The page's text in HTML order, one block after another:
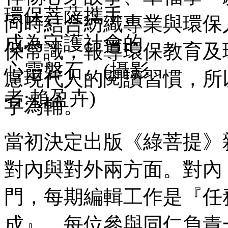
同時結合紡織專業與環
保常識，報導環保教育
慮現代人的閱讀習慣，
字為輔。
當初決定出版 《綠菩提》
對內與對外兩方面。對
門，每期編輯工作是『